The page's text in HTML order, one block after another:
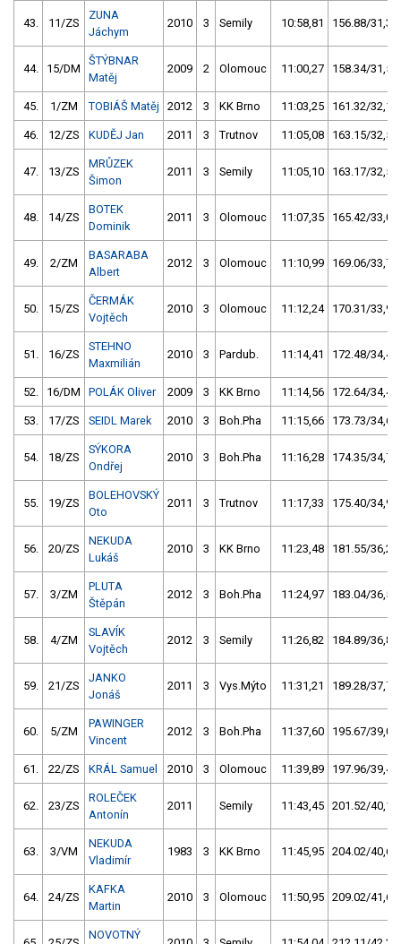
43. 11/ZS
ZUNA
Jáchym
2010 3 Semily 10:58,81 156.88/31,3
44. 15/DM
ŠTÝBNAR
Matěj
2009 2 Olomouc 11:00,27 158.34/31,5
45. 1/ZM TOBIÁŠ Matěj 2012 3 KK Brno 11:03,25 161.32/32,1
46. 12/ZS KUDĚJ Jan 2011 3 Trutnov 11:05,08 163.15/32,5
47. 13/ZS
MRŮZEK
Šimon
2011 3 Semily 11:05,10 163.17/32,5
48. 14/ZS
BOTEK
Dominik
2011 3 Olomouc 11:07,35 165.42/33,0
49. 2/ZM
BASARABA
Albert
2012 3 Olomouc 11:10,99 169.06/33,7
50. 15/ZS
ČERMÁK
Vojtěch
2010 3 Olomouc 11:12,24 170.31/33,9
51. 16/ZS
STEHNO
Maxmilián
2010 3 Pardub. 11:14,41 172.48/34,4
52. 16/DM POLÁK Oliver 2009 3 KK Brno 11:14,56 172.64/34,4
53. 17/ZS SEIDL Marek 2010 3 Boh.Pha 11:15,66 173.73/34,6
54. 18/ZS
SÝKORA
Ondřej
2010 3 Boh.Pha 11:16,28 174.35/34,7
55. 19/ZS
BOLEHOVSKÝ
Oto
2011 3 Trutnov 11:17,33 175.40/34,9
56. 20/ZS
NEKUDA
Lukáš
2010 3 KK Brno 11:23,48 181.55/36,2
57. 3/ZM
PLUTA
Štěpán
2012 3 Boh.Pha 11:24,97 183.04/36,5
58. 4/ZM
SLAVÍK
Vojtěch
2012 3 Semily 11:26,82 184.89/36,8
59. 21/ZS
JANKO
Jonáš
2011 3 Vys.Mýto 11:31,21 189.28/37,7
60. 5/ZM
PAWINGER
Vincent
2012 3 Boh.Pha 11:37,60 195.67/39,0
61. 22/ZS KRÁL Samuel 2010 3 Olomouc 11:39,89 197.96/39,4
62. 23/ZS
ROLEČEK
Antonín
2011 Semily 11:43,45 201.52/40,1
63. 3/VM
NEKUDA
Vladimír
1983 3 KK Brno 11:45,95 204.02/40,6
64. 24/ZS
KAFKA
Martin
2010 3 Olomouc 11:50,95 209.02/41,6
NOVOTNÝ